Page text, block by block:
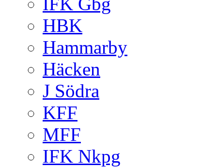
HBK
Hammarby
Häcken
J Södra
KFF
MFF
IFK Nkpg